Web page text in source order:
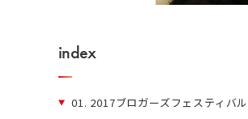
index
01. 2017ブロガーズフェスティバ